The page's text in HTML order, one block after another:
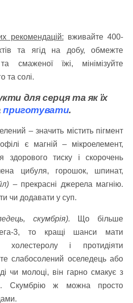
рекомендацій: вживайте 400-
та ягід на добу, обмежте
смаженої їжі, мінімізуйте
та солі.
для серця та як їх
приготувати.
– значить містить пігмент
є магній – мікроелемент,
здорового тиску і скорочень
цибуля, горошок, шпинат,
– прекрасні джерела магнію.
чи додавати у суп.
скумбрія). Що більше
3, то кращі шанси мати
холестеролу і протидіяти
слабосолений оселедець або
чи молоці, він гарно смакує з
Скумбрію ж можна просто